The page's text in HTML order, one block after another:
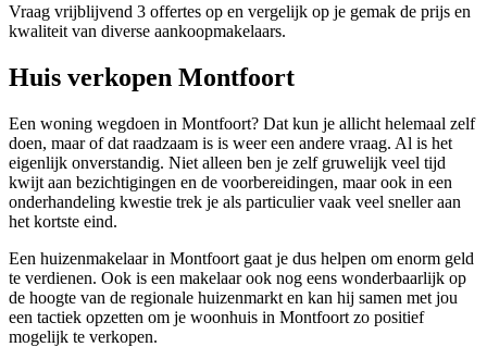
Vraag vrijblijvend 3 offertes op en vergelijk op je gemak de prijs en
kwaliteit van diverse aankoopmakelaars.
Huis verkopen Montfoort
Een woning wegdoen in Montfoort? Dat kun je allicht helemaal zelf
doen, maar of dat raadzaam is is weer een andere vraag. Al is het
eigenlijk onverstandig. Niet alleen ben je zelf gruwelijk veel tijd
kwijt aan bezichtigingen en de voorbereidingen, maar ook in een
onderhandeling kwestie trek je als particulier vaak veel sneller aan
het kortste eind.
Een huizenmakelaar in Montfoort gaat je dus helpen om enorm geld
te verdienen. Ook is een makelaar ook nog eens wonderbaarlijk op
de hoogte van de regionale huizenmarkt en kan hij samen met jou
een tactiek opzetten om je woonhuis in Montfoort zo positief
mogelijk te verkopen.